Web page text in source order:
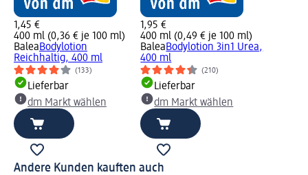
1,45 €
400 ml (0,36 € je 100 ml)
BaleaBodylotion
Reichhaltig, 400 ml
(133)
Lieferbar
dm Markt wählen
1,95 €
400 ml (0,49 € je 100 ml)
BaleaBodylotion 3in1 Urea,
400 ml
(210)
Lieferbar
dm Markt wählen
Andere Kunden kauften auch